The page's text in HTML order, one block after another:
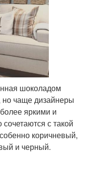
шоколадом
но чаще дизайнеры
яркими и
с такой
коричневый,
и черный.